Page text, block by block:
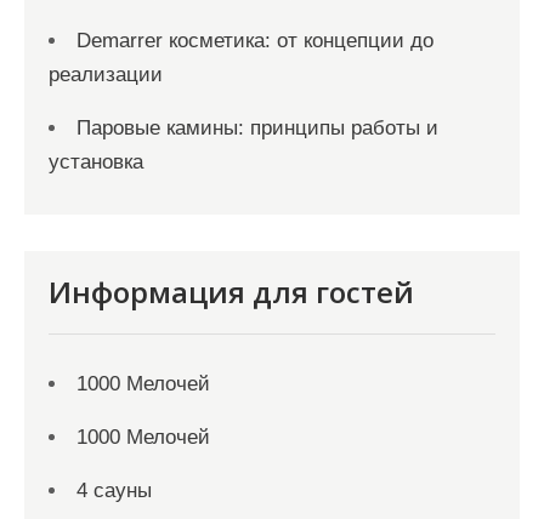
Demarrer косметика: от концепции до
реализации
Паровые камины: принципы работы и
установка
Информация для гостей
1000 Мелочей
1000 Мелочей
4 сауны